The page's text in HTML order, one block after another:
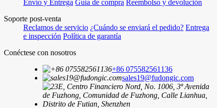
Envío y Entrega Guía de compra Reembolso y devolución
Soporte post-venta
Reclamos de servicio ¿Cuándo se enviará el pedido? Entrega
e inspección Política de garantía
Conéctese con nosotros
+86 075582561136
sales19@fudongic.com